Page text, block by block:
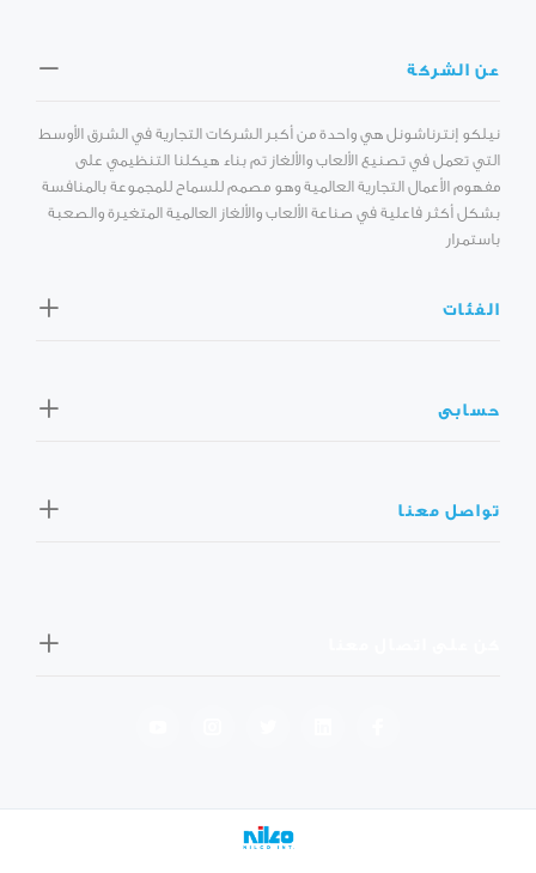
عن الشركة
نيلكو إنترناشونل هي واحدة من أكبر الشركات التجارية في الشرق الأوسط
التي تعمل في تصنيع الألعاب والألغاز تم بناء هيكلنا التنظيمي على
مفهوم الأعمال التجارية العالمية وهو مصمم للسماح للمجموعة بالمنافسة
بشكل أكثر فاعلية في صناعة الألعاب والألغاز العالمية المتغيرة والصعبة
باستمرار
الفئات
حسابى
تواصل معنا